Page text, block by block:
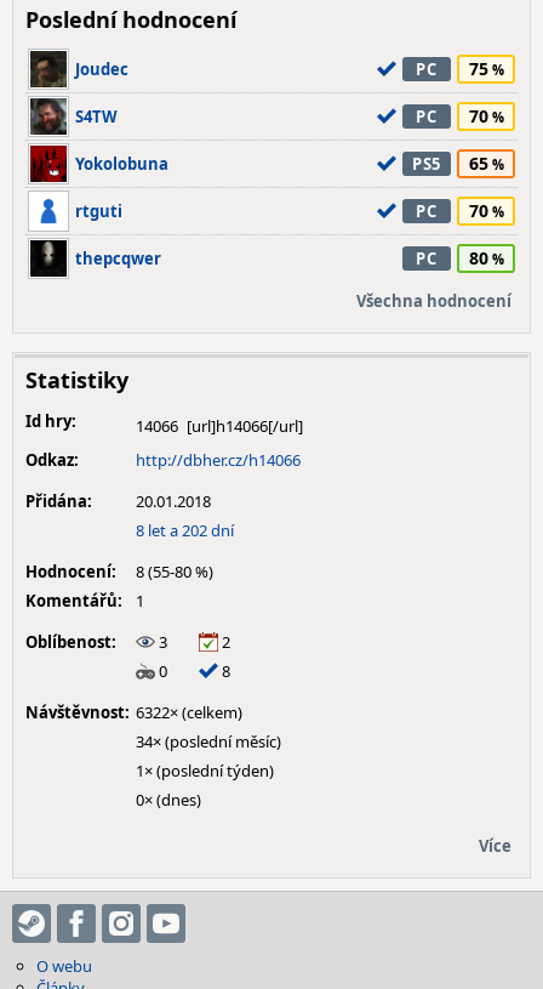
Poslední hodnocení
Joudec PC 75
S4TW PC 70
Yokolobuna PS5 65
rtguti PC 70
thepcqwer PC 80
Všechna hodnocení
Statistiky
Id hry:
14066
Odkaz:
http://dbher.cz/h14066
Přidána:
20.01.2018
8 let a 202 dní
Hodnocení:
8 (55-80 %)
Komentářů:
1
Oblíbenost:
3
2
0
8
Návštěvnost: 6322× (celkem)
34× (poslední měsíc)
1× (poslední týden)
0× (dnes)
Více
O webu